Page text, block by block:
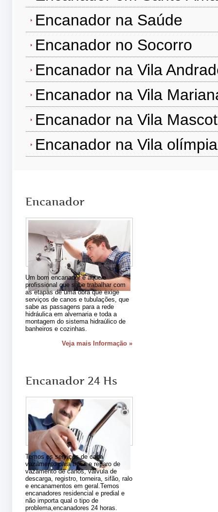
Encanador na Saúde
Encanador no Socorro
Encanador na Vila
Encanador na Vila
Encanador na Vila
Encanador na Vila olímpia
Encanador
Um bom encanador é aquele
profissional que sabe trabalhar com
as etapas de uma obra que exige
serviços de canos e tubulações, que
sabe as passagens para a rede
hidráulica em alvernaria e toda a
montagem do sistema hidraúlico de
banheiros e cozinhas.
Veja mais Informação »
Encanador 24 Hs
Temos os serviços de caça
vazamento para troca e reparo de
vazamento de canos, válvula de
descarga, registro, torneira, sifão, ralo
e encanamentos em geral.Temos
encanadores residencial e predial e
não importa qual o tipo de
problema,encanadores 24 horas.